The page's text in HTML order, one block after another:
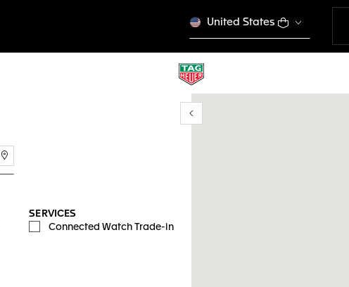
United States
SERVICES
Connected Watch Trade-in